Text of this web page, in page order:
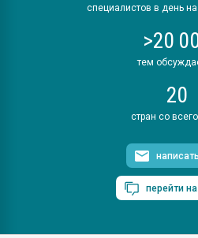
специалистов в день
>20
тем
20
стран со
перейти